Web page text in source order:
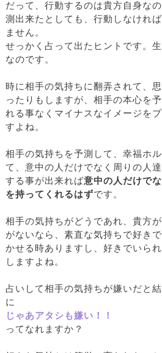
だって、行動するのは貴方自身な
測出来たとしても、行動しなけれ
ません。
せっかく占って出たヒントです。
なのです。
時に相手の気持ちに翻弄されて、
ったりもしますが、相手の本心を
れる事なくマイナスなイメージを
すよね。
相手の気持ちを予測して、幸福ホ
て、意中の人だけでなく周りの人
する事が出来れば意中の人だけで
を持ってくれるはずです。
相手の気持ちがどうであれ、貴方
がないなら、素直な気持ちで好き
かせる時ありますし、好きでいら
しますよね。
占いして相手の気持ちが嫌いだと
に
じゃあアタシも嫌い！！
ってなれますか？